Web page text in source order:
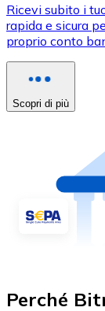
Ricevi subito i
rapida e sicura
proprio conto
Scopri di più
Perché